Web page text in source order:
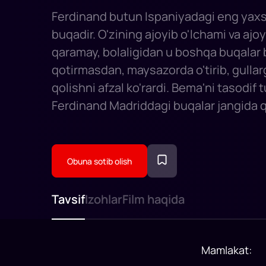
Ferdinand butun Ispaniyadagi eng
buqadir. O'zining ajoyib o'lchami va
qaramay, bolaligidan u boshqa buqalar
qotirmasdan, maysazorda o'tirib,
qolishni afzal ko'rardi. Bema'ni tasodif
Ferdinand Madriddagi buqalar jangida
Ferdinand o'zining tinchliksevar
qilishi va hatto qiyinchiliklarga
o'zingni saqlash ekanligini eslatishi
atrofimizdagi dunyoni o'zgartirishning
Obuna sotib olish
TavsifIzohlarFilm haqida
Mamlakat: